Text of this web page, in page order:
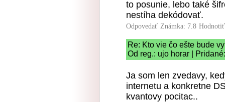
to posunie, lebo také
nestíha dekódovať.
Odpovedať Známka: 7.8
Re: Kto vie čo ešte bude
Od reg.: ujo horar |
Ja som len zvedavy,
internetu a konkretne
kvantovy pocitac..